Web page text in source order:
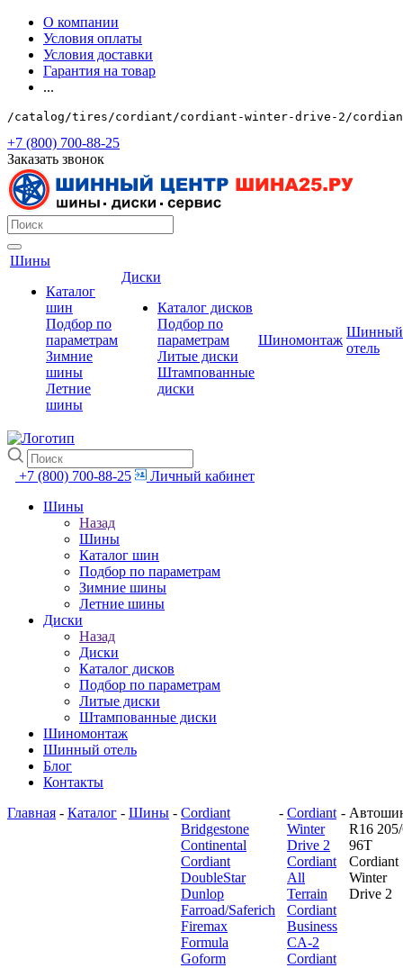
О компании
Условия оплаты
Условия доставки
Гарантия на товар
...
/catalog/tires/cordiant/cordiant-winter-drive-2/
+7 (800) 700-88-25
Заказать звонок
Шины
Каталог
шин
Подбор по
параметрам
Зимние
шины
Летние
шины
Диски
Каталог дисков
Подбор по
параметрам
Литые диски
Штампованные
диски
Шиномонтаж
Шинный
отель
+7 (800) 700-88-25
Личный кабинет
Шины
Назад
Шины
Каталог шин
Подбор по параметрам
Зимние шины
Летние шины
Диски
Назад
Диски
Каталог дисков
Подбор по параметрам
Литые диски
Штампованные диски
Шиномонтаж
Шинный отель
Блог
Контакты
Главная - Каталог - Шины - Cordiant
Bridgestone
Continental
Cordiant
DoubleStar
Dunlop
Farroad/Saferich
Firemax
Formula
Goform
- Cordiant
Winter
Drive 2
Cordiant
All
Terrain
Cordiant
Business
CA-2
Cordiant
-
R16
96T
Cordiant
Winter
Drive 2